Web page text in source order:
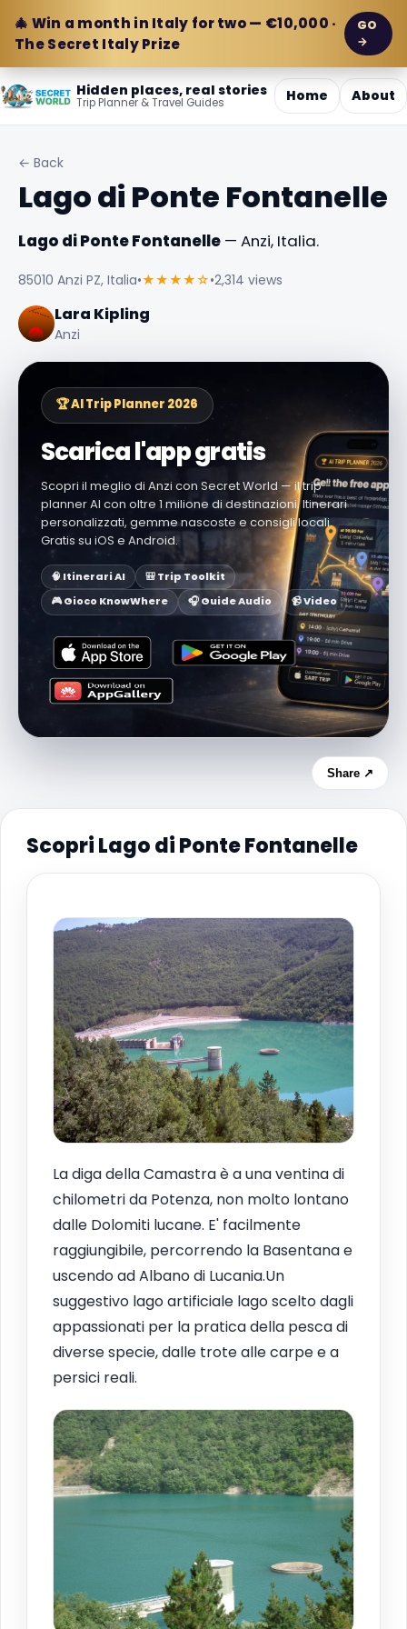
🎄 Win a month in Italy for two — €10,000 ·
The Secret Italy Prize
GO
→
Hidden places, real stories
Trip Planner & Travel Guides Home About
← Back
Lago di Ponte Fontanelle
Lago di Ponte Fontanelle — Anzi, Italia.
85010 Anzi PZ, Italia•★★★★☆•2,314 views
Lara Kipling
Anzi
🏆 AI Trip Planner 2026
Scarica l'app gratis
Scopri il meglio di Anzi con Secret World — il trip
planner AI con oltre 1 milione di destinazioni. Itinerari
personalizzati, gemme nascoste e consigli locali.
Gratis su iOS e Android.
🧠 Itinerari AI
🎒 Trip Toolkit
🎮 Gioco KnowWhere
🎧 Guide Audio 📹 Video
Share ↗
Scopri Lago di Ponte Fontanelle
La diga della Camastra è a una ventina di
chilometri da Potenza, non molto lontano
dalle Dolomiti lucane. E' facilmente
raggiungibile, percorrendo la Basentana e
uscendo ad Albano di Lucania.Un
suggestivo lago artificiale lago scelto dagli
appassionati per la pratica della pesca di
diverse specie, dalle trote alle carpe e a
persici reali.